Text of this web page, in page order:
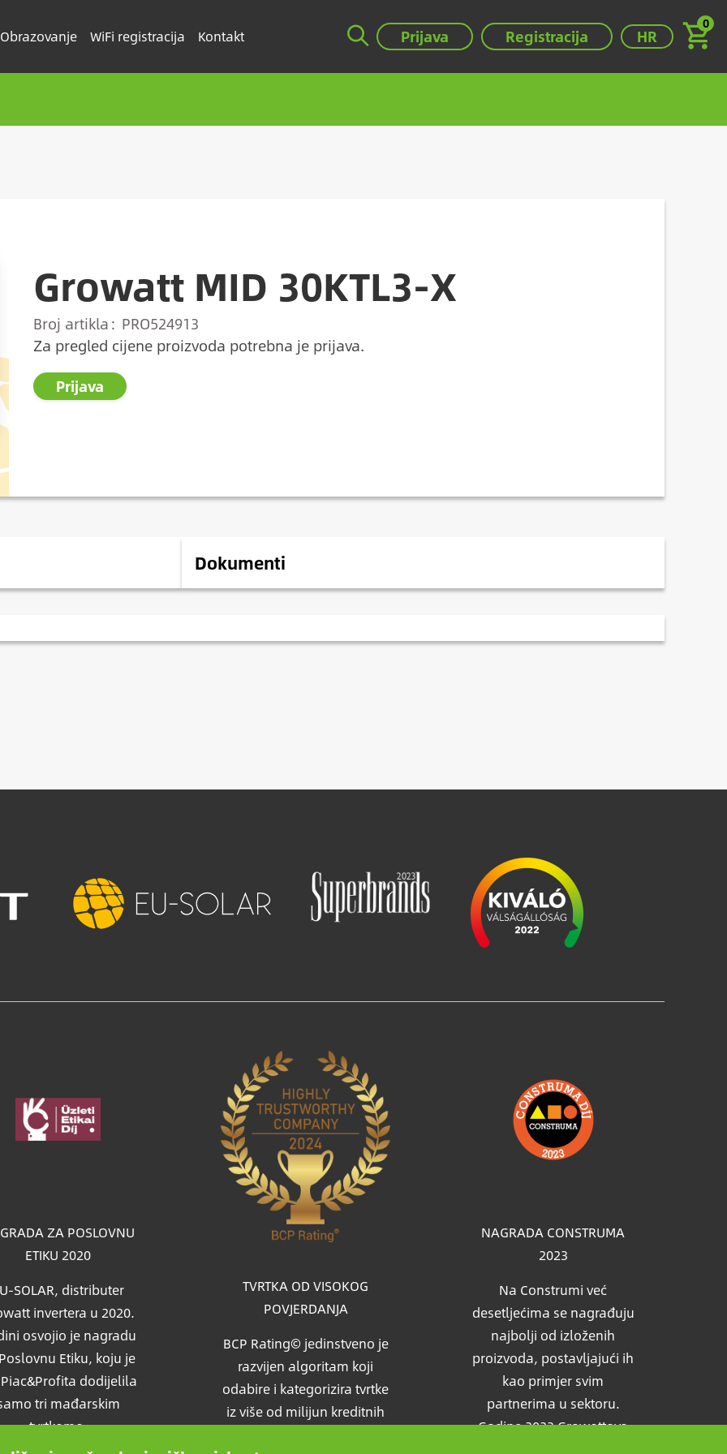
Obrazovanje WiFi registracija Kontakt Prijava Registracija Válassza ki a
HR
0
Growatt MID 30KTL3-X
Broj artikla
PRO524913
Za pregled cijene proizvoda potrebna je prijava.
Prijava
Dokumenti
ZA POSLOVNU
ETIKU 2020
SOLAR, distributer
invertera u 2020.
osvojio je nagradu
Etiku, koju je
dodijelila
tri mađarskim
tvrtkama.
TVRTKA OD VISOKOG
POVJERDANJA
BCP Rating© jedinstveno je
razvijen algoritam koji
odabire i kategorizira tvrtke
iz više od milijun kreditnih
NAGRADA CONSTRUMA
2023
Na Construmi već
desetljećima se nagrađuju
najbolji od izloženih
proizvoda, postavljajući ih
kao primjer svim
partnerima u sektoru.
Godine 2023 Growattova